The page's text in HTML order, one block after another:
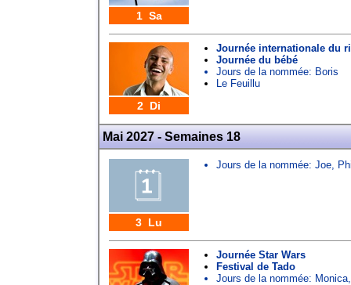
1 Sa
2 Di
Journée internationale du
Journée du bébé
Jours de la nommée: Boris
Le Feuillu
Mai 2027 - Semaines 18
3 Lu
Jours de la nommée: Joe,
Journée Star Wars
Festival de Tado
Jours de la nommée: Monica